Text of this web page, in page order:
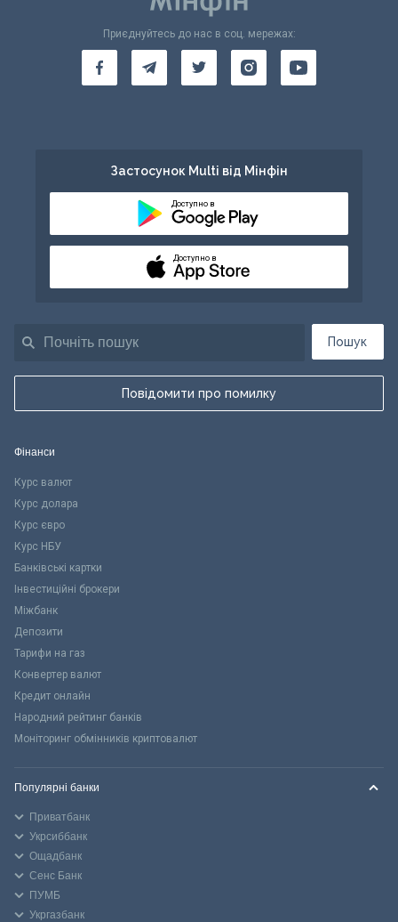
Пошук
Повідомити про помилку
Приєднуйтесь до нас в соц. мережах:
Застосунок Multi від Мінфін
Доступно в
Доступно в
Фінанси
Курс валют
Курс долара
Курс євро
Курс НБУ
Банківські картки
Інвестиційні брокери
Міжбанк
Депозити
Тарифи на газ
Конвертер валют
Кредит онлайн
Народний рейтинг банків
Моніторинг обмінників криптовалют
Популярні банки
Приватбанк
Укрсиббанк
Ощадбанк
Сенс Банк
ПУМБ
Укргазбанк